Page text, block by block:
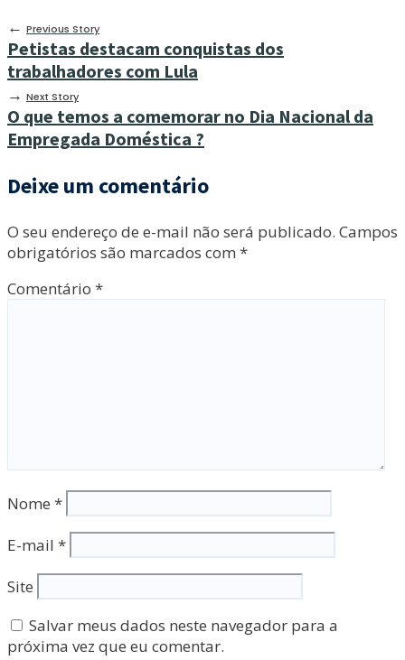
← Previous Story
Petistas destacam conquistas dos
trabalhadores com Lula
→ Next Story
O que temos a comemorar no Dia Nacional da
Empregada Doméstica ?
Deixe um comentário
O seu endereço de e-mail não será publicado. Campos
obrigatórios são marcados com *
Comentário *
Nome *
E-mail *
Site
Salvar meus dados neste navegador para a
próxima vez que eu comentar.